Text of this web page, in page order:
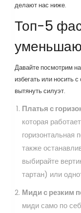
делают нас ниже.
Топ-5
Давайте посмотрим
избегать или носить
вытянуть силуэт.
Платья с
которая
горизонтальная
также
выбирайте
тартан) или
Миди с резким
миди само по